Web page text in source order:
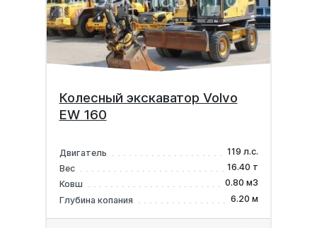
Колесный экскаватор Volvo
EW 160
Двигатель
119 л.с.
Вес
16.40 т
Ковш
0.80 м3
Глубина копания
6.20 м